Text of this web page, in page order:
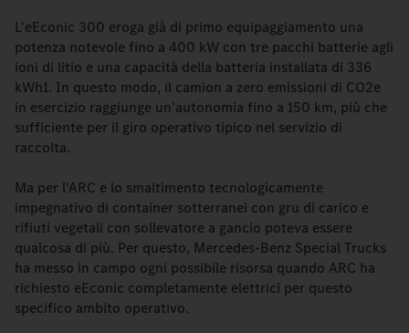
L'eEconic 300 eroga già di primo equipaggiamento una
potenza notevole fino a 400 kW con tre pacchi batterie agli
ioni di litio e una capacità della batteria installata di 336
kWh1. In questo modo, il camion a zero emissioni di CO2e
in esercizio raggiunge un'autonomia fino a 150 km, più che
sufficiente per il giro operativo tipico nel servizio di
raccolta.
Ma per l'ARC e lo smaltimento tecnologicamente
impegnativo di container sotterranei con gru di carico e
rifiuti vegetali con sollevatore a gancio poteva essere
qualcosa di più. Per questo, Mercedes-Benz Special Trucks
ha messo in campo ogni possibile risorsa quando ARC ha
richiesto eEconic completamente elettrici per questo
specifico ambito operativo.